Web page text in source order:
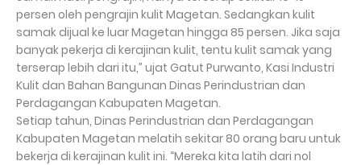
persen oleh pengrajin kulit Magetan. Sedangkan kulit
samak dijual ke luar Magetan hingga 85 persen. Jika saja
banyak pekerja di kerajinan kulit, tentu kulit samak yang
terserap lebih dari itu,” ujat Gatut Purwanto, Kasi Industri
Kulit dan Bahan Bangunan Dinas Perindustrian dan
Perdagangan Kabupaten Magetan.
Setiap tahun, Dinas Perindustrian dan Perdagangan
Kabupaten Magetan melatih sekitar 80 orang baru untuk
bekerja di kerajinan kulit ini. “Mereka kita latih dari nol